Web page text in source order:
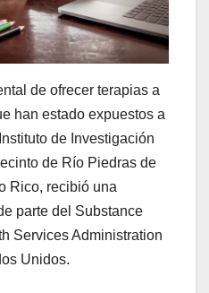
de ofrecer terapias a
han estado expuestos a
de Investigación
de Río Piedras de
Rico, recibió una
parte del Substance
Services Administration
Unidos.